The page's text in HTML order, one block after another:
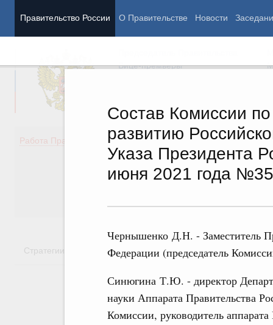
Правительство России О Правительстве Новости
Состав Комиссии по
развитию
Указа Президента
июня 2021 года
Чернышенко Д.Н. - Заместитель
Федерации (председатель
Синюгина Т.Ю. - директор
науки Аппарата Правительства
Комиссии, руководитель
Вице-премьеры
Работа Правительства
Демография
Здоровье
Образование
Культура
Государство
Стратегии Государственные программы